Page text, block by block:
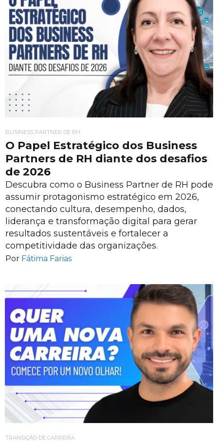
BUSINESS PARTNER DE RH
O Papel Estratégico dos Business
Partners de RH diante dos desafios
de 2026
Descubra como o Business Partner de RH pode
assumir protagonismo estratégico em 2026,
conectando cultura, desempenho, dados,
liderança e transformação digital para gerar
resultados sustentáveis e fortalecer a
competitividade das organizações.
Por Fátima Farias
TRANSIÇÃO DE CARREIRA